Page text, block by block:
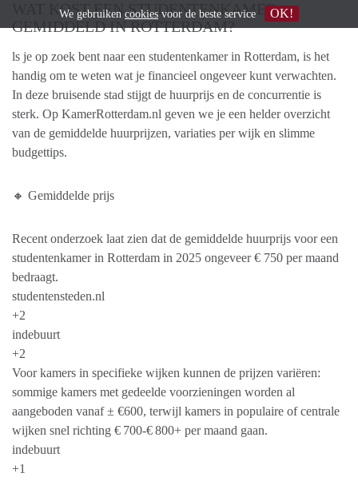
WAT KOST EEN STUDENTENKAMER
GEMIDDELD IN ROTTERDAM?
ls je op zoek bent naar een studentenkamer in Rotterdam, is het
handig om te weten wat je financieel ongeveer kunt verwachten.
In deze bruisende stad stijgt de huurprijs en de concurrentie is
sterk. Op KamerRotterdam.nl geven we je een helder overzicht
van de gemiddelde huurprijzen, variaties per wijk en slimme
budgettips.
🔸 Gemiddelde prijs
Recent onderzoek laat zien dat de gemiddelde huurprijs voor een
studentenkamer in Rotterdam in 2025 ongeveer € 750 per maand
bedraagt.
studentensteden.nl
+2
indebuurt
+2
Voor kamers in specifieke wijken kunnen de prijzen variëren:
sommige kamers met gedeelde voorzieningen worden al
aangeboden vanaf ± €600, terwijl kamers in populaire of centrale
wijken snel richting € 700-€ 800+ per maand gaan.
indebuurt
+1
We gebruiken cookies voor de beste service OK!